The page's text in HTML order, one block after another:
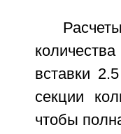
вставки
секции
чтобы